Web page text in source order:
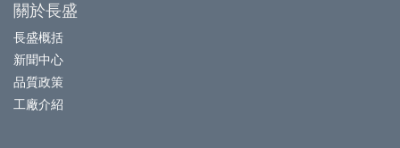
關於長盛
長盛概括
新聞中心
品質政策
工廠介紹